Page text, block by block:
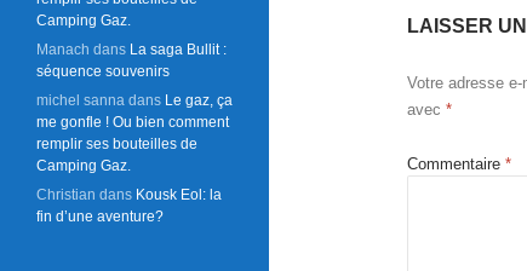
LAISSER
Votre adresse e-
avec *
Commentaire *
Camping Gaz.
Manach dans La saga Bullit :
séquence souvenirs
michel sanna dans Le gaz, ça
me gonfle ! Ou bien comment
remplir ses bouteilles de
Camping Gaz.
Christian dans Kousk Eol: la
fin d’une aventure?